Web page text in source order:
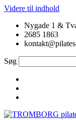
Videre til indhold
Nygade 1 &
2685 1863
Søg